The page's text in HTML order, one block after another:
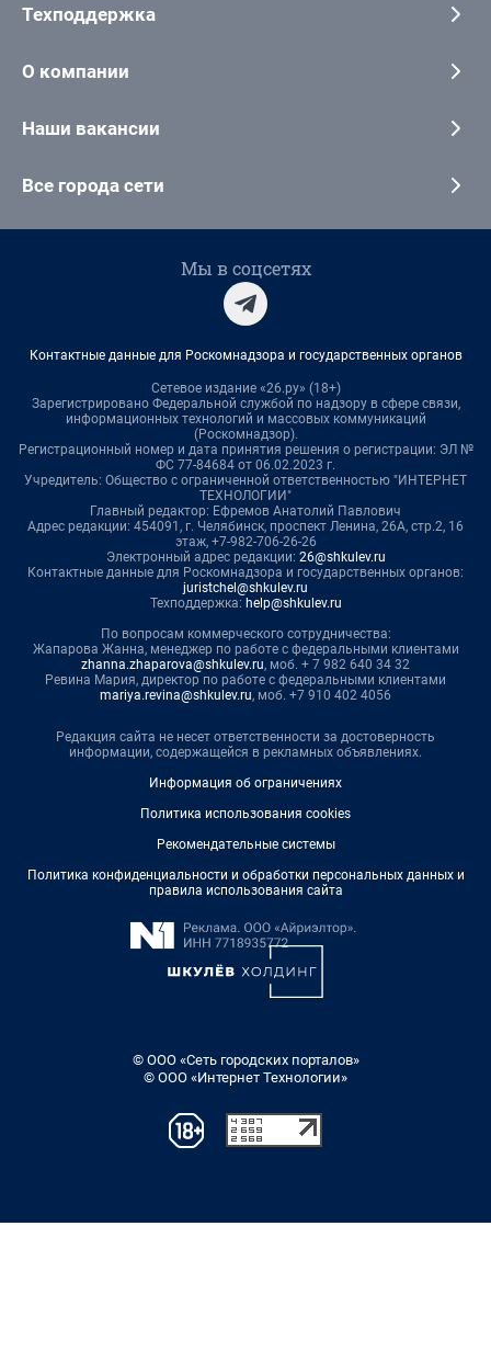
Техподдержка
О компании
Наши вакансии
Все города сети
Мы в соцсетях
Контактные данные для Роскомнадзора и государственных органов
Сетевое издание «26.ру» (18+)
Зарегистрировано Федеральной службой по надзору в сфере связи,
информационных технологий и массовых коммуникаций
(Роскомнадзор).
Регистрационный номер и дата принятия решения о регистрации: ЭЛ №
ФС 77-84684 от 06.02.2023 г.
Учредитель: Общество с ограниченной ответственностью "ИНТЕРНЕТ
ТЕХНОЛОГИИ"
Главный редактор: Ефремов Анатолий Павлович
Адрес редакции: 454091, г. Челябинск, проспект Ленина, 26А, стр.2, 16
этаж, +7-982-706-26-26
Электронный адрес редакции: 26@shkulev.ru
Контактные данные для Роскомнадзора и государственных органов:
juristchel@shkulev.ru
Техподдержка: help@shkulev.ru
По вопросам коммерческого сотрудничества:
Жапарова Жанна, менеджер по работе с федеральными клиентами
zhanna.zhaparova@shkulev.ru, моб. + 7 982 640 34 32
Ревина Мария, директор по работе с федеральными клиентами
mariya.revina@shkulev.ru, моб. +7 910 402 4056
Редакция сайта не несет ответственности за достоверность
информации, содержащейся в рекламных объявлениях.
Информация об ограничениях
Политика использования cookies
Рекомендательные системы
Политика конфиденциальности и обработки персональных данных и
правила использования сайта
© ООО «Сеть городских порталов»
© ООО «Интернет Технологии»